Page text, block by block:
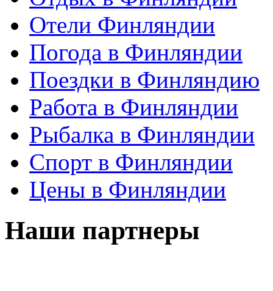
Отели Финляндии
Погода в Финляндии
Поездки в Финляндию
Работа в Финляндии
Рыбалка в Финляндии
Спорт в Финляндии
Цены в Финляндии
Наши партнеры